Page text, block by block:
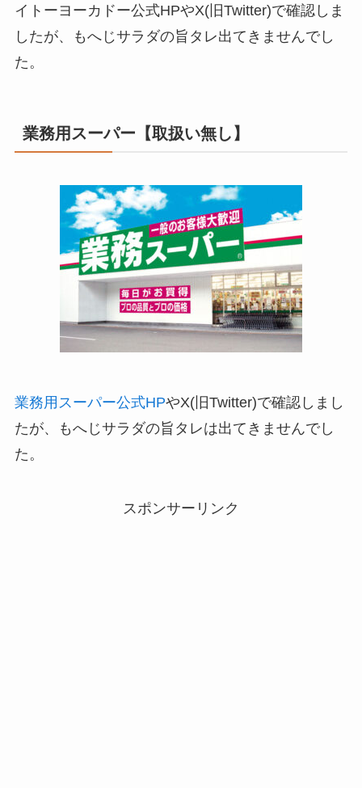
イトーヨーカドー公式HPやX(旧Twitter)で確認しま
したが、もへじサラダの旨タレ出てきませんでし
た。
業務用スーパー【取扱い無し】
業務用スーパー公式HPやX(旧Twitter)で確認しまし
たが、もへじサラダの旨タレは出てきませんでし
た。
スポンサーリンク